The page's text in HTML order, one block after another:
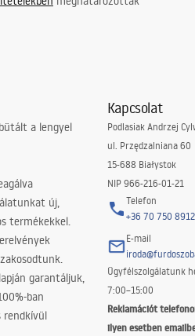
a lengyel
új,
termékekkel.
garantáljuk,
ban
rendkívül
Kapcsolat
Podlasiak Andrzej
ul. Przędzalniana 60
15-688 Białystok
NIP 966-216-01-21
Telefon
+36 70 750 8912
E-mail
Ügyfélszolgálatunk
7:00–15:00
Reklamációt
ilyen esetben